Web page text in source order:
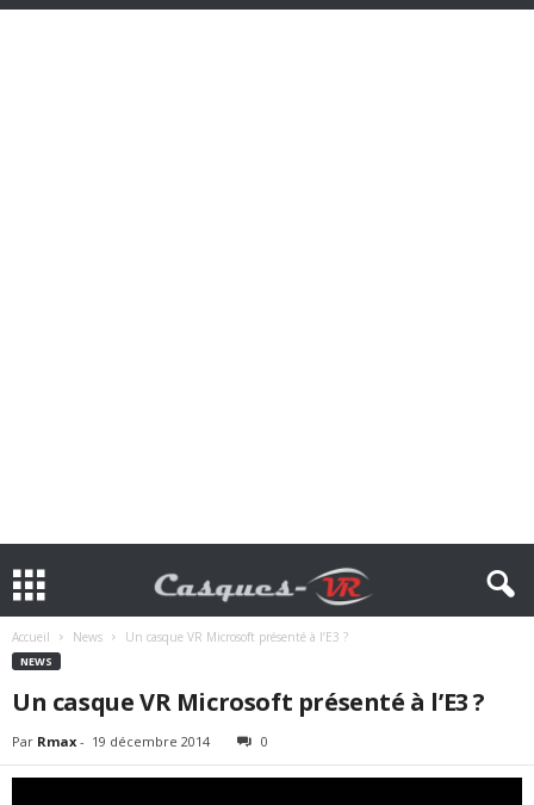
Accueil News Un casque VR Microsoft présenté à l’E3 ?
NEWS
Un casque VR Microsoft présenté à l’E3 ?
Par Rmax - 19 décembre 2014 0